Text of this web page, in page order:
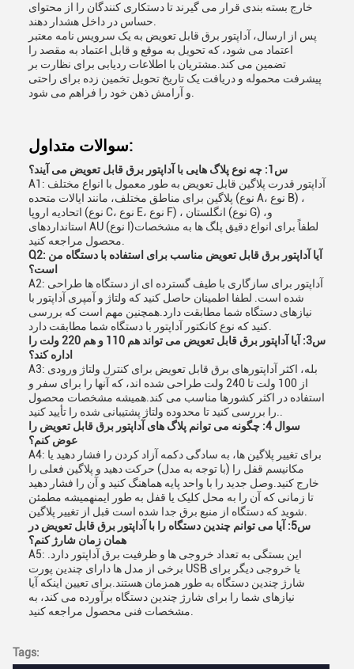
خارج بسته بندی قرار می گیرند تا دستکاری کنندگان را از محتوای
پس از ارسال، آداپتور برق قابل تعویض به یک سرویس نامه معتبر
اعتماد می شود، که تحویل به موقع و قابل اعتماد به مقصد را
تضمین می کند.مشتریان با اطلاعات ردیابی برای نظارت بر
پیشرفت محموله و دریافت یک تاریخ تحویل تخمین زده برای راحتی
سوالات متداول:
س1: چه نوع پلاگ هایی با آداپتور برق قابل تعویض می آیند؟
A1: آداپتور قدرت پلاگین قابل تعویض به طور معمول با انواع مختلف
پلاگین برای مناطق مختلف، مانند ایالات متحده (نوع A، نوع B) ،
اتحادیه اروپا (نوع C، نوع E، نوع F) ، انگلستان (نوع G) ،و
استانداردهای AU (نوع I)لطفاً برای انواع دقیق پلگ ها به مشخصات
Q2: آیا آداپتور برق قابل تعویض مناسب برای استفاده با دستگاه من
است؟
A2: آداپتور برای سازگاری با طیف گسترده ای از دستگاه ها طراحی
شده است. لطفا اطمینان حاصل کنید که ولتاژ و آمپری آداپتور با
نیازهای دستگاه شما مطابقت دارد.همچنین مهم است که بررسی
س3: آیا آداپتور برق قابل تعویض می تواند هم 110 و هم 220 ولت را
اداره کند؟
A3: بله، اکثر آداپتورهای برق قابل تعویض برای کنترل ولتاژ ورودی
از 100 ولت تا 240 ولت طراحی شده اند، که آنها را برای سفر و
استفاده در اکثر کشورها مناسب می کند.همیشه مشخصات محصول
سوال 4: چگونه می توانم پلاگ های آداپتور برق قابل تعویض را
عوض کنم؟
A4: برای تغییر پلاگین ها، به سادگی دکمه آزاد کردن را فشار دهید یا
مکانیسم قفل را (با توجه به مدل) حرکت دهید و پلاگین فعلی را
خارج کنید.وصل جدید را با واحد پایه هماهنگ کنید و آن را فشار دهید
تا زمانی که آن را به محل کلیک یا قفل به طور ایمنهمیشه مطمئن
س5: آیا می توانم چندین دستگاه را با آداپتور برق قابل تعویض در
همان زمان شارژ کنم؟
A5: این بستگی به تعداد خروجی ها و ظرفیت برق آداپتور دارد.
برخی از مدل ها دارای چندین پورت USB یا خروجی دیگر برای
شارژ چندین دستگاه به طور همزمان هستند.برای تعیین اینکه آیا
نیازهای شما را برای شارژ چندین دستگاه برآورده می کند، به
Tags: